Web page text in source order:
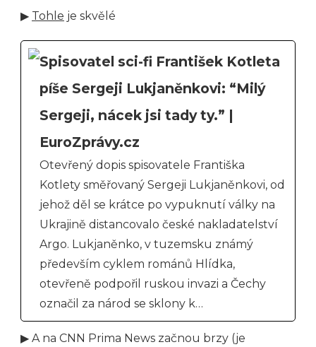
▶ Tohle je skvělé
Spisovatel sci-fi František Kotleta
píše Sergeji Lukjaněnkovi: “Milý
Sergeji, nácek jsi tady ty.” |
EuroZprávy.cz
Otevřený dopis spisovatele Františka
Kotlety směřovaný Sergeji Lukjaněnkovi, od
jehož děl se krátce po vypuknutí války na
Ukrajině distancovalo české nakladatelství
Argo. Lukjaněnko, v tuzemsku známý
především cyklem románů Hlídka,
otevřeně podpořil ruskou invazi a Čechy
označil za národ se sklony k…
▶ A na CNN Prima News začnou brzy (je